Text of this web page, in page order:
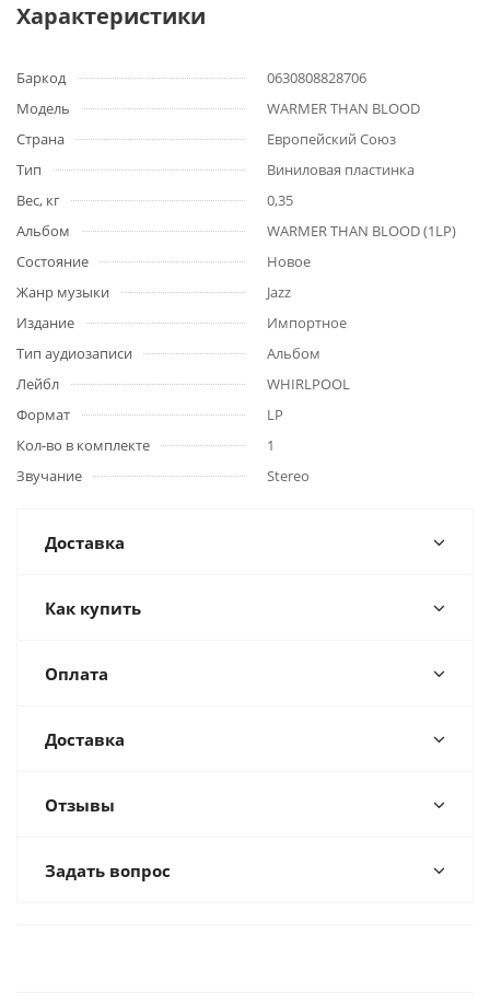
Характеристики
Баркод
0630808828706
Модель
WARMER THAN BLOOD
Страна
Европейский Союз
Тип
Виниловая пластинка
Вес, кг
0,35
Альбом
WARMER THAN BLOOD (1LP)
Состояние
Новое
Жанр музыки
Jazz
Издание
Импортное
Тип аудиозаписи
Альбом
Лейбл
WHIRLPOOL
Формат
LP
Кол-во в комплекте
1
Звучание
Stereo
Доставка
Как купить
Оплата
Доставка
Отзывы
Задать вопрос